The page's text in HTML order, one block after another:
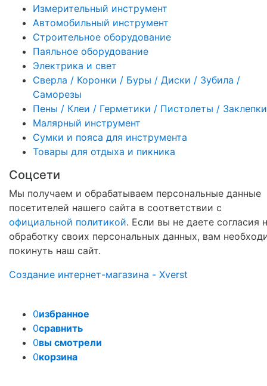
Измерительный инструмент
Автомобильный инструмент
Строительное оборудование
Паяльное оборудование
Электрика и свет
Сверла / Коронки / Буры / Диски / Зубила /
Саморезы
Пены / Клеи / Герметики / Пистолеты / Заклепки
Малярный инструмент
Сумки и пояса для инструмента
Товары для отдыха и пикника
Соцсети
Мы получаем и обрабатываем персональные данные
посетителей нашего сайта в соответствии с
официальной политикой. Если вы не даете согласия
обработку своих персональных данных, вам
покинуть наш сайт.
Создание интернет-магазина - Xverst
0избранное
0сравнить
0вы смотрели
0корзина